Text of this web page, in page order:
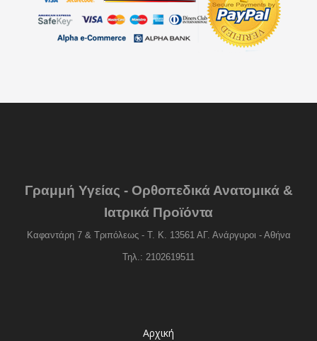
Γραμμή Υγείας - Ορθοπεδικά Ανατομικά &
Ιατρικά Προϊόντα
Καφαντάρη 7 & Τριπόλεως - Τ. Κ. 13561 ΑΓ. Ανάργυροι - Αθήνα
Τηλ.: 2102619511
Αρχική